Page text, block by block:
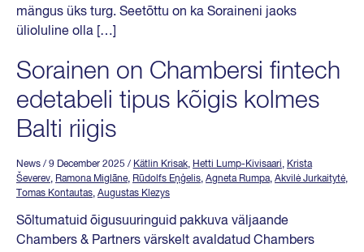
mängus üks turg. Seetõttu on ka Soraineni jaoks
ülioluline olla […]
Sorainen on Chambersi fintech
edetabeli tipus kõigis kolmes
Balti riigis
News / 9 December 2025 / Kätlin Krisak, Hetti Lump-Kivisaari, Krista
Ševerev, Ramona Miglāne, Rūdolfs Eņģelis, Agneta Rumpa, Akvilė Jurkaitytė,
Tomas Kontautas, Augustas Klezys
Sõltumatuid õigusuuringuid pakkuva väljaande
Chambers & Partners värskelt avaldatud Chambers